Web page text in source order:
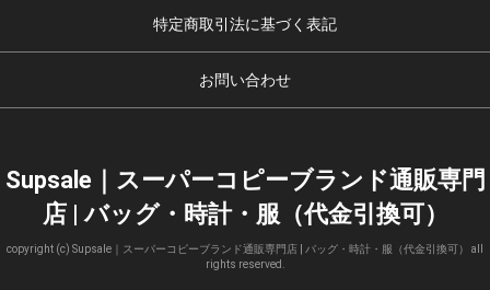
特定商取引法に基づく表記
お問い合わせ
Supsale｜スーパーコピーブランド通販専門
店 | バッグ・時計・服（代金引換可）
copyright (c) Supsale｜スーパーコピーブランド通販専門店 | バッグ・時計・服（代金引換可） all
rights reserved.